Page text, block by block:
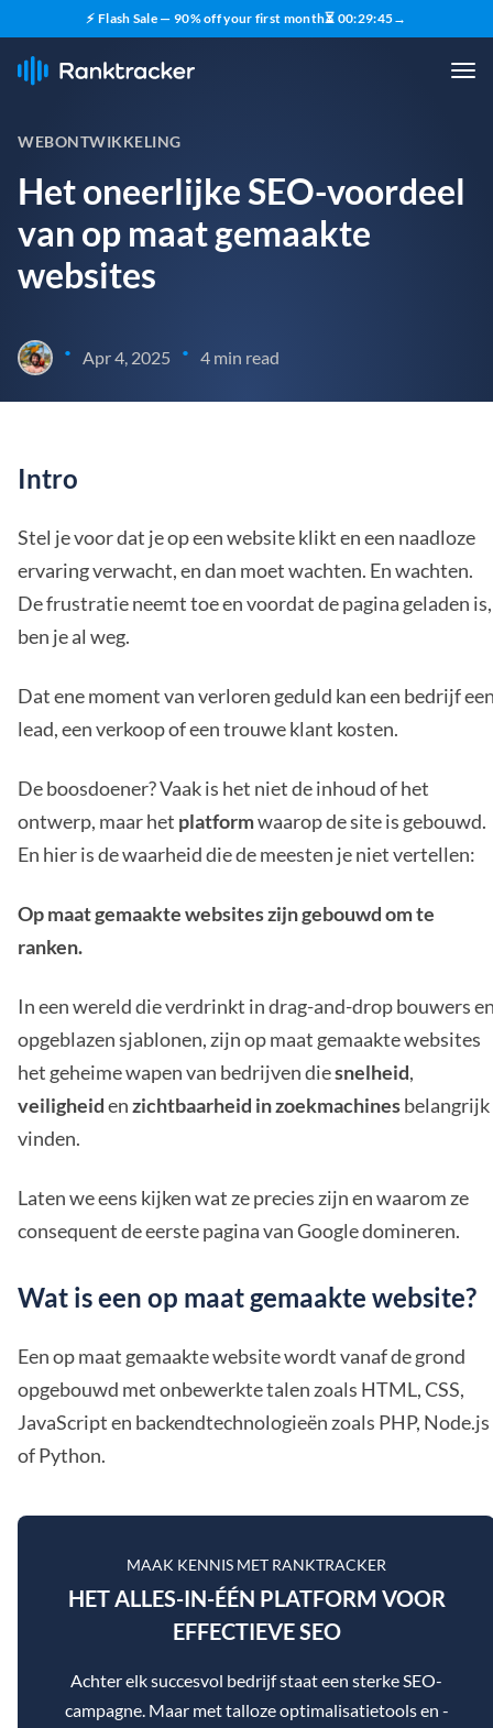
⚡ Flash Sale — 90% off your first month⏳ 00:29:43→
WEBONTWIKKELING
Het oneerlijke SEO-voordeel
van op maat gemaakte
websites
• Apr 4, 2025 • 4 min read
Intro
Stel je voor dat je op een website klikt en een naadloze
ervaring verwacht, en dan moet wachten. En wachten.
De frustratie neemt toe en voordat de pagina geladen is,
ben je al weg.
Dat ene moment van verloren geduld kan een bedrijf
lead, een verkoop of een trouwe klant kosten.
De boosdoener? Vaak is het niet de inhoud of het
ontwerp, maar het platformwaarop de site is gebouwd.
En hier is de waarheid die de meesten je niet vertellen:
Op maat gemaakte websites zijn gebouwd om te
ranken.
In een wereld die verdrinkt in drag-and-drop bouwers
opgeblazen sjablonen, zijn op maat gemaakte websites
het geheime wapen van bedrijven diesnelheid,
veiligheidenzichtbaarheid in zoekmachinesbelangrijk
vinden.
Laten we eens kijken wat ze precies zijn en waarom ze
consequent de eerste pagina van Google domineren.
Wat is een op maat gemaakte website?
Een op maat gemaakte website wordt vanaf de grond
opgebouwd met onbewerkte talen zoals HTML, CSS,
JavaScript en backendtechnologieën zoals PHP, Node.js
of Python.
MAAK KENNIS MET RANKTRACKER
HET ALLES-IN-ÉÉN PLATFORM VOOR
EFFECTIEVE SEO
Achter elk succesvol bedrijf staat een sterke SEO-
campagne. Maar met talloze optimalisatietools en -